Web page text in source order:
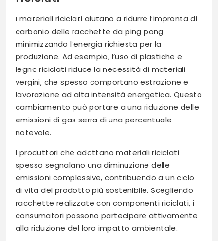
I materiali riciclati aiutano a ridurre l’impronta di
carbonio delle racchette da ping pong
minimizzando l’energia richiesta per la
produzione. Ad esempio, l’uso di plastiche e
legno riciclati riduce la necessità di materiali
vergini, che spesso comportano estrazione e
lavorazione ad alta intensità energetica. Questo
cambiamento può portare a una riduzione delle
emissioni di gas serra di una percentuale
notevole.
I produttori che adottano materiali riciclati
spesso segnalano una diminuzione delle
emissioni complessive, contribuendo a un ciclo
di vita del prodotto più sostenibile. Scegliendo
racchette realizzate con componenti riciclati, i
consumatori possono partecipare attivamente
alla riduzione del loro impatto ambientale.